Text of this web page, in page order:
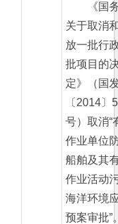
《国
关于取消
放一批行
批项目的
定》（国
〔2014〕5
号）取消“
作业单位
船舶及其
作业活动
海洋环境
预案审批”